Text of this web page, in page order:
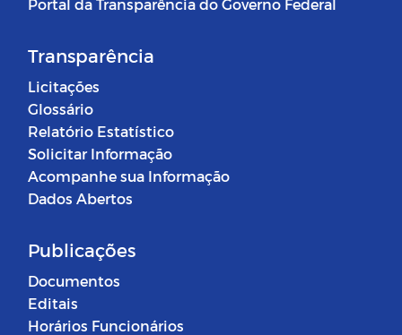
Portal da Transparência do Governo Federal
Transparência
Licitações
Glossário
Relatório Estatístico
Solicitar Informação
Acompanhe sua Informação
Dados Abertos
Publicações
Documentos
Editais
Horários Funcionários